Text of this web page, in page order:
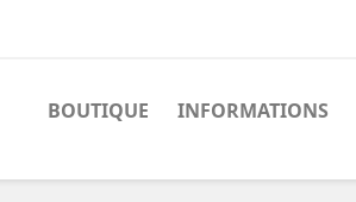
BOUTIQUE INFORMATIONS